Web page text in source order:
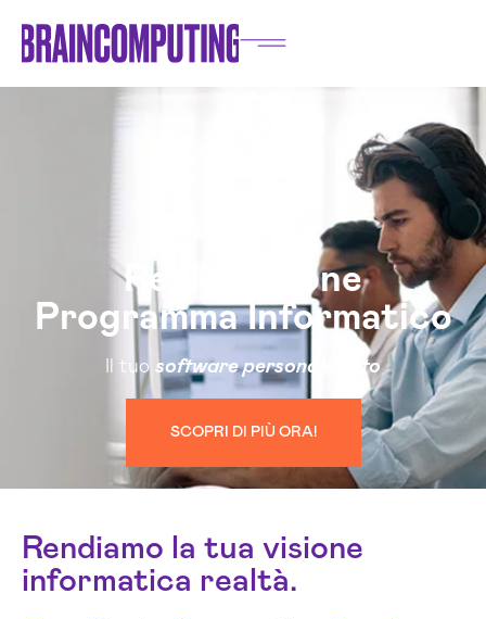
Realizzazione
Programma Informatico
Il tuo software personalizzato
SCOPRI DI PIÙ ORA!
Rendiamo la tua visione
informatica realtà.